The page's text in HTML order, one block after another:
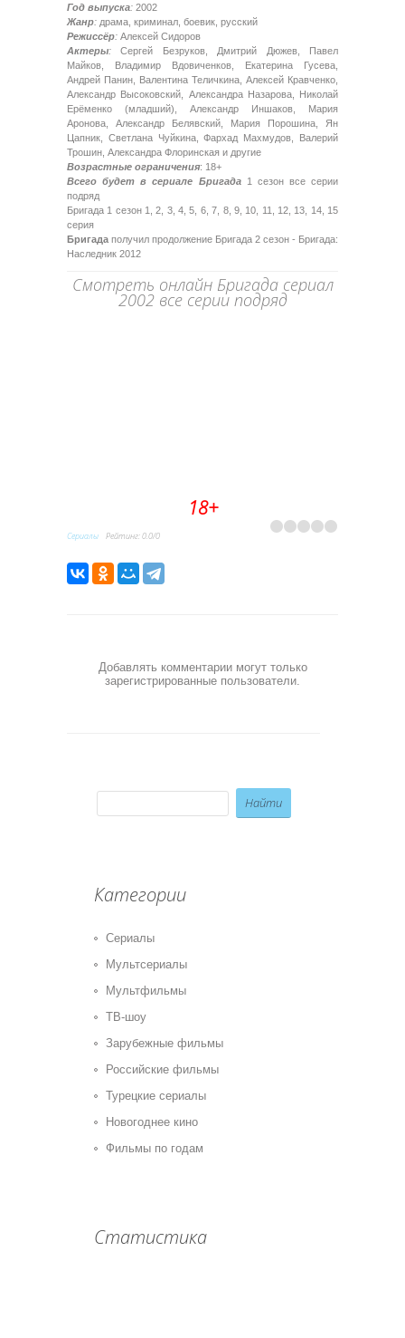
Год выпуска: 2002
Жанр: драма, криминал, боевик, русский
Режиссёр: Алексей Сидоров
Актеры: Сергей Безруков, Дмитрий Дюжев, Павел
Майков, Владимир Вдовиченков, Екатерина Гусева,
Андрей Панин, Валентина Теличкина, Алексей Кравченко,
Александр Высоковский, Александра Назарова, Николай
Ерёменко (младший), Александр Иншаков, Мария
Аронова, Александр Белявский, Мария Порошина, Ян
Цапник, Светлана Чуйкина, Фархад Махмудов, Валерий
Трошин, Александра Флоринская и другие
Возрастные ограничения: 18+
Всего будет в сериале Бригада1 сезон все серии
подряд
Бригада 1 сезон 1, 2, 3, 4, 5, 6, 7, 8, 9, 10, 11, 12, 13, 14, 15
серия
Бригада получил продолжение Бригада 2 сезон - Бригада:
Наследник 2012
Смотреть онлайн Бригада сериал
2002 все серии подряд
18+
Сериалы Рейтинг:0.0/0
Добавлять комментарии могут только
зарегистрированные пользователи.
Категории
Сериалы
Мультсериалы
Мультфильмы
ТВ-шоу
Зарубежные фильмы
Российские фильмы
Турецкие сериалы
Новогоднее кино
Фильмы по годам
Статистика